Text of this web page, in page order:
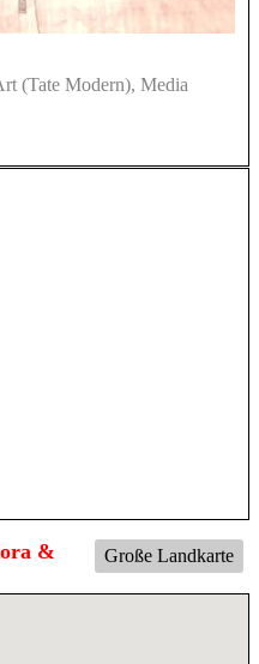
(Tate Modern), Media
Große Landkarte
&